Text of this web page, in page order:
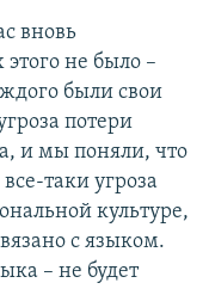
вновь
не было –
были свои
потери
и мы поняли, что
таки угроза
культуре,
с языком.
– не будет